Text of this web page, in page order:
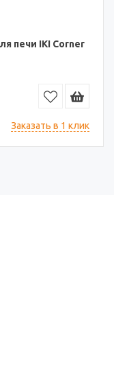
печи IKI Corner
Заказать в 1 клик